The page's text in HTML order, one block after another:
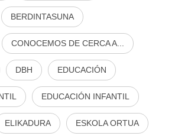
BERDINTASUNA
CONOCEMOS DE CERCA A...
DBH EDUCACIÓN
EDUCACIÓN INFANTIL
ELIKADURA ESKOLA ORTUA